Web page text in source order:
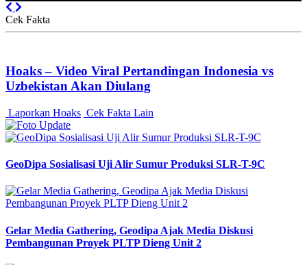
Previous
Cek Fakta
Hoaks – Video Viral Pertandingan Indonesia vs
Uzbekistan Akan Diulang
Laporkan Hoaks Cek Fakta Lain
GeoDipa Sosialisasi Uji Alir Sumur Produksi SLR-T-9C
Gelar Media Gathering, Geodipa Ajak Media Diskusi
Pembangunan Proyek PLTP Dieng Unit 2